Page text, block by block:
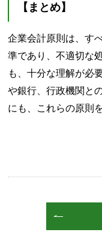
【まとめ】
企業会計原則は、す
準であり、不適切な
も、十分な理解が必
や銀行、行政機関と
にも、これらの原則